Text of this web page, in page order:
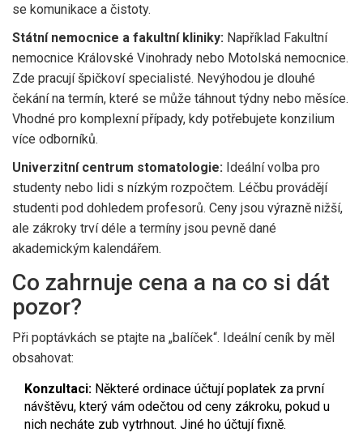
se komunikace a čistoty.
Státní nemocnice a fakultní kliniky: Například Fakultní
nemocnice Královské Vinohrady nebo Motolská nemocnice.
Zde pracují špičkoví specialisté. Nevýhodou je dlouhé
čekání na termín, které se může táhnout týdny nebo měsíce.
Vhodné pro komplexní případy, kdy potřebujete konzilium
více odborníků.
Univerzitní centrum stomatologie: Ideální volba pro
studenty nebo lidi s nízkým rozpočtem. Léčbu provádějí
studenti pod dohledem profesorů. Ceny jsou výrazně nižší,
ale zákroky trví déle a termíny jsou pevně dané
akademickým kalendářem.
Co zahrnuje cena a na co si dát
pozor?
Při poptávkách se ptajte na „balíček“. Ideální ceník by měl
obsahovat:
Konzultaci: Některé ordinace účtují poplatek za první
návštěvu, který vám odečtou od ceny zákroku, pokud u
nich necháte zub vytrhnout. Jiné ho účtují fixně.